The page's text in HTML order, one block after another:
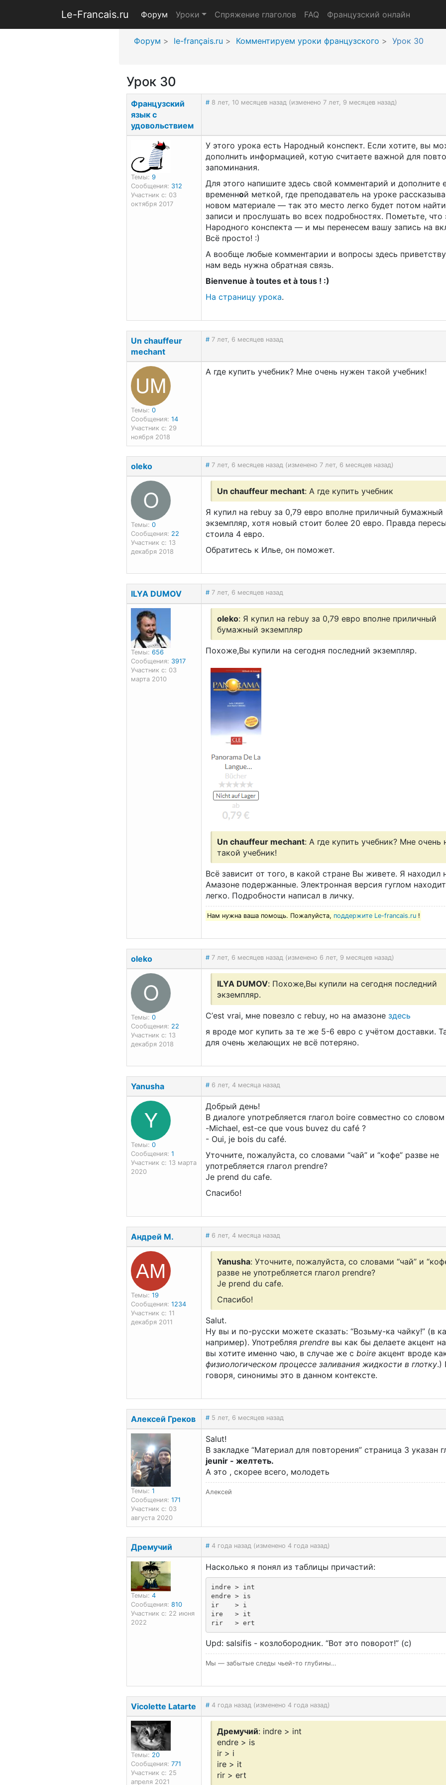
Le-Francais.ru Форум Уроки Спряжение глаголов FAQ Французский онлайн
Форум le-français.ru Комментируем уроки французского Урок 30
Урок 30
Французский
язык с
удовольствием
# 8 лет, 10 месяцев назад (изменено 7 лет, 9 месяцев назад)
Темы: 9
Сообщения: 312
Участник с: 03
октября 2017
У этого урока есть Народный конспект. Если хотите, вы
дополнить информацией, котую считаете важной для
запоминания.
Для этого напишите здесь свой комментарий и дополните
временной меткой, где преподаватель на уроке
новом материале — так это место легко будет потом
записи и прослушать во всех подробностях. Пометьте, что
Народного конспекта — и мы перенесем вашу запись на
Всё просто! :)
А вообще любые комментарии и вопросы здесь
нам ведь нужна обратная связь.
Bienvenue à toutes et à tous ! :)
На страницу урока.
Un chauffeur
mechant
# 7 лет, 6 месяцев назад
UM
Темы: 0
Сообщения: 14
Участник с: 29
ноября 2018
А где купить учебник? Мне очень нужен такой учебник!
oleko # 7 лет, 6 месяцев назад (изменено 7 лет, 6 месяцев назад)
O
Темы: 0
Сообщения: 22
Участник с: 13
декабря 2018
Un chauffeur mechant: А где купить учебник
Я купил на rebuy за 0,79 евро вполне приличный бумажный
экземпляр, хотя новый стоит более 20 евро. Правда
стоила 4 евро.
Обратитесь к Илье, он поможет.
ILYA DUMOV # 7 лет, 6 месяцев назад
Темы: 656
Сообщения: 3917
Участник с: 03
марта 2010
oleko: Я купил на rebuy за 0,79 евро вполне приличный
бумажный экземпляр
Похоже,Вы купили на сегодня последний экземпляр.
Un chauffeur mechant: А где купить учебник? Мне очень
такой учебник!
Всё зависит от того, в какой стране Вы живете. Я находил
Амазоне подержанные. Электронная версия гуглом
легко. Подробности написал в личку.
Нам нужна ваша помощь. Пожалуйста, поддержите Le-francais.ru!
oleko # 7 лет, 6 месяцев назад (изменено 6 лет, 9 месяцев назад)
O
Темы: 0
Сообщения: 22
Участник с: 13
декабря 2018
ILYA DUMOV: Похоже,Вы купили на сегодня последний
экземпляр.
С’est vrai, мне повезло с rebuy, но на амазоне здесь
я вроде мог купить за те же 5-6 евро с учётом доставки.
для очень желающих не всё потеряно.
Yanusha # 6 лет, 4 месяца назад
Y
Темы: 0
Сообщения: 1
Участник с: 13 марта
2020
Добрый день!
В диалоге употребляется глагол boire совместно со
-Michael, est-ce que vous buvez du café ?
- Oui, je bois du café.
Уточните, пожалуйста, со словами “чай” и “кофе” разве не
употребляется глагол prendre?
Je prend du cafe.
Спасибо!
Андрей М. # 6 лет, 4 месяца назад
АМ
Темы: 19
Сообщения: 1234
Участник с: 11
декабря 2011
Yanusha: Уточните, пожалуйста, со словами “чай” и
разве не употребляется глагол prendre?
Je prend du cafe.
Спасибо!
Salut.
Ну вы и по-русски можете сказать: “Возьму-ка чайку!” (в
например). Употребляя prendre вы как бы делаете акцент
вы хотите именно чаю, в случае же с boire акцент вроде
физиологическом процессе заливания жидкости в глотку.)
говоря, синонимы это в данном контексте.
Алексей Греков # 5 лет, 6 месяцев назад
Темы: 1
Сообщения: 171
Участник с: 03
августа 2020
Salut!
В закладке “Материал для повторения” страница 3 указан
jeunir - желтеть.
А это , скорее всего, молодеть
Алексей
Дремучий # 4 года назад (изменено 4 года назад)
Темы: 4
Сообщения: 810
Участник с: 22 июня
2022
Насколько я понял из таблицы причастий:
indre > int
endre > is
ir    > i
ire   > it
rir   > ert
Upd: salsifis - козлобородник. “Вот это поворот!” (с)
Мы — забытые следы чьей-то глубины…
Vicolette Latarte # 4 года назад (изменено 4 года назад)
Темы: 20
Сообщения: 771
Участник с: 25
апреля 2021
Дремучий: indre > int
endre > is
ir > i
ire > it
rir > ert